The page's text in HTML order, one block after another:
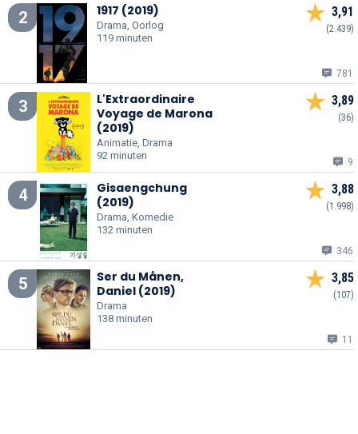
2 1917 (2019)
Drama, Oorlog
119 minuten
3,91
(2.439)
781
3
L'Extraordinaire
Voyage de Marona
(2019)
Animatie, Drama
92 minuten
3,89
(36)
9
4
Gisaengchung
(2019)
Drama, Komedie
132 minuten
3,88
(1.998)
346
5
Ser du Månen,
Daniel (2019)
Drama
138 minuten
3,85
(107)
11